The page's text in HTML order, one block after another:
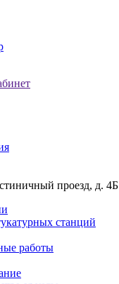
проезд, д. 4Б
станций
работы